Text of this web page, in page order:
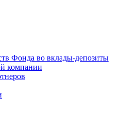
Фонда во вклады-депозиты
компании